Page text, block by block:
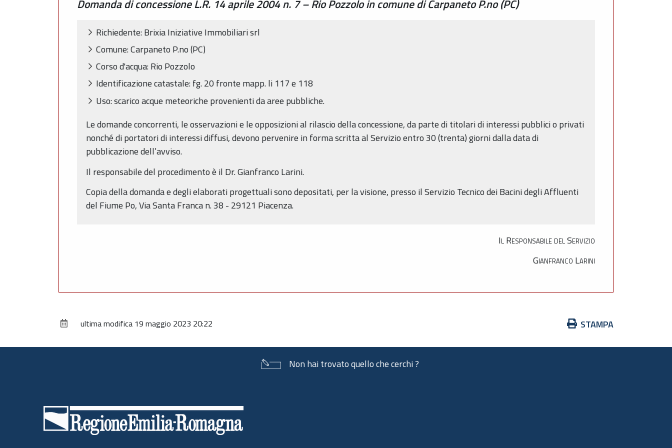
Domanda di concessione L.R. 14 aprile 2004 n. 7 – Rio Pozzolo in comune di Carpaneto P.no (PC)
Richiedente: Brixia Iniziative Immobiliari srl
Comune: Carpaneto P.no (PC)
Corso d'acqua: Rio Pozzolo
Identificazione catastale: fg. 20 fronte mapp. li 117 e 118
Uso: scarico acque meteoriche provenienti da aree pubbliche.
Le domande concorrenti, le osservazioni e le opposizioni al rilascio della concessione, da parte di titolari di interessi pubblici o privati
nonché di portatori di interessi diffusi, devono pervenire in forma scritta al Servizio entro 30 (trenta) giorni dalla data di
pubblicazione dell’avviso.
Il responsabile del procedimento è il Dr. Gianfranco Larini.
Copia della domanda e degli elaborati progettuali sono depositati, per la visione, presso il Servizio Tecnico dei Bacini degli Affluenti
del Fiume Po, Via Santa Franca n. 38 - 29121 Piacenza.
Il Responsabile del Servizio
Gianfranco Larini
Azioni
documento
STAMPA
ultima modifica 19 maggio 2023 20:22
Non hai trovato quello che cerchi ?